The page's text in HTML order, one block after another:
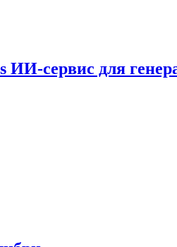
ИИ-сервис для